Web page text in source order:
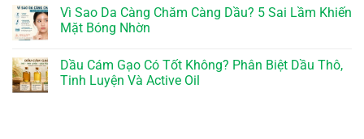
Vì Sao Da Càng Chăm Càng Dầu? 5 Sai Lầm Khiến
Mặt Bóng Nhờn
Dầu Cám Gạo Có Tốt Không? Phân Biệt Dầu Thô,
Tinh Luyện Và Active Oil